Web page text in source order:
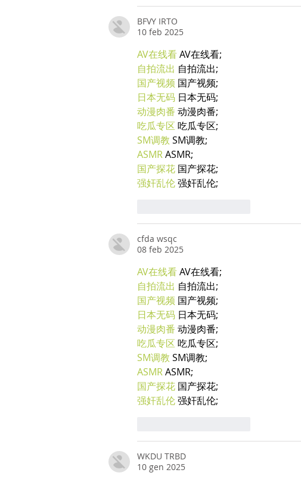
BFVY IRTO
10 feb 2025
AV在线看 AV在线看;
自拍流出 自拍流出;
国产视频 国产视频;
日本无码 日本无码;
动漫肉番 动漫肉番;
吃瓜专区 吃瓜专区;
SM调教 SM调教;
ASMR ASMR;
国产探花 国产探花;
强奸乱伦 强奸乱伦;
cfda wsqc
08 feb 2025
AV在线看 AV在线看;
自拍流出 自拍流出;
国产视频 国产视频;
日本无码 日本无码;
动漫肉番 动漫肉番;
吃瓜专区 吃瓜专区;
SM调教 SM调教;
ASMR ASMR;
国产探花 国产探花;
强奸乱伦 强奸乱伦;
WKDU TRBD
10 gen 2025